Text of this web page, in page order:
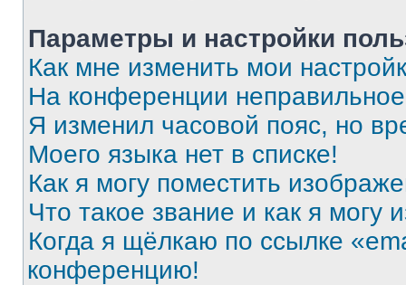
Параметры и настройки
Как мне изменить мои
На конференции
Я изменил часовой пояс, но
Моего языка нет в списке!
Как я могу поместить
Что такое звание и как я могу
Когда я щёлкаю по ссылке
конференцию!